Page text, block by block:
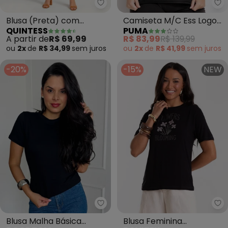
Quintess - Blusa (Preta) com
Blusa (Preta) com
Decote V e Bolso Frontal
QUINTESS
A partir deR$ 69,99
ou 2x de R$ 34,99 sem juros
Camiseta M/C Ess Logo
Poly Tee W (Preto)
PUMA
R$ 83,99R$ 139,99
ou 2x de R$ 41,99 sem juros
-20%
Doce Tom - Blusa Malha
Blusa Malha Básica
-15% NEW
Blusa Feminina